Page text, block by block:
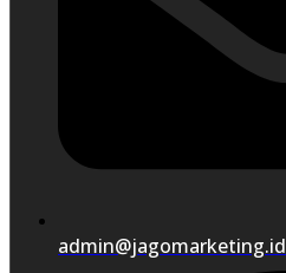
admin@jagomarketing.id